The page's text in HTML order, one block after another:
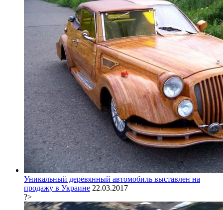
Уникальный деревянный автомобиль выставлен на
продажу в Украине 22.03.2017
?>